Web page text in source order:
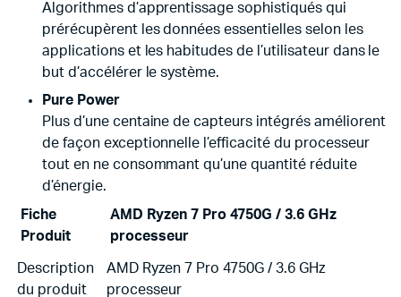
Algorithmes d’apprentissage sophistiqués qui
prérécupèrent les données essentielles selon les
applications et les habitudes de l’utilisateur dans le
but d’accélérer le système.
Pure Power
Plus d’une centaine de capteurs intégrés améliorent
de façon exceptionnelle l’efficacité du processeur
tout en ne consommant qu’une quantité réduite
d’énergie.
Fiche
Produit
AMD Ryzen 7 Pro 4750G / 3.6 GHz
processeur
Description
du produit
AMD Ryzen 7 Pro 4750G / 3.6 GHz
processeur